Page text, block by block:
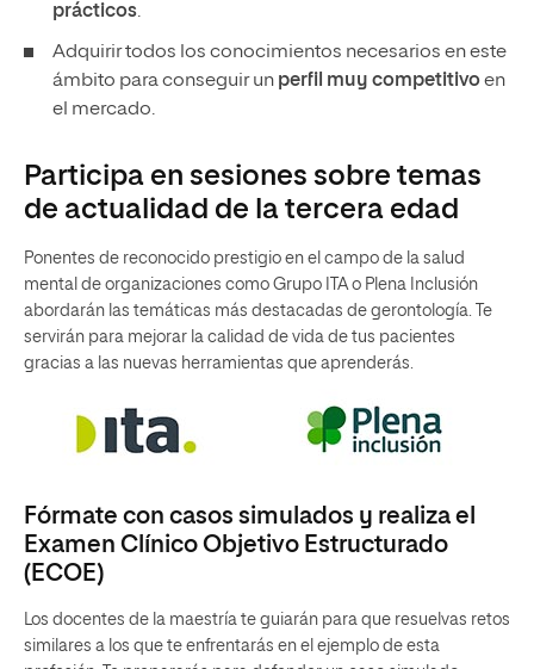
prácticos.
Adquirir todos los conocimientos necesarios en este
ámbito para conseguir un perfil muy competitivoen
el mercado.
Participa en sesiones sobre temas
de actualidad de la tercera edad
Ponentes de reconocido prestigio en el campo de la salud
mental de organizaciones como Grupo ITA o Plena Inclusión
abordarán las temáticas más destacadas de gerontología. Te
servirán para mejorar la calidad de vida de tus pacientes
gracias a las nuevas herramientas que aprenderás.
Fórmate con casos simulados y realiza el
Examen Clínico Objetivo Estructurado
(ECOE)
Los docentes de la maestría te guiarán para que resuelvas retos
similares a los que te enfrentarás en el ejemplo de esta